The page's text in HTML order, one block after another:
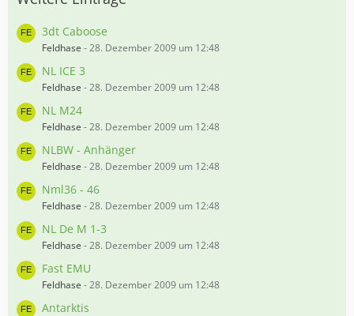
3dt Caboose
Feldhase -28. Dezember 2009 um 12:48
NL ICE 3
Feldhase -28. Dezember 2009 um 12:48
NL M24
Feldhase -28. Dezember 2009 um 12:48
NLBW - Anhänger
Feldhase -28. Dezember 2009 um 12:48
Nml36 - 46
Feldhase -28. Dezember 2009 um 12:48
NL De M 1-3
Feldhase -28. Dezember 2009 um 12:48
Fast EMU
Feldhase -28. Dezember 2009 um 12:48
Antarktis